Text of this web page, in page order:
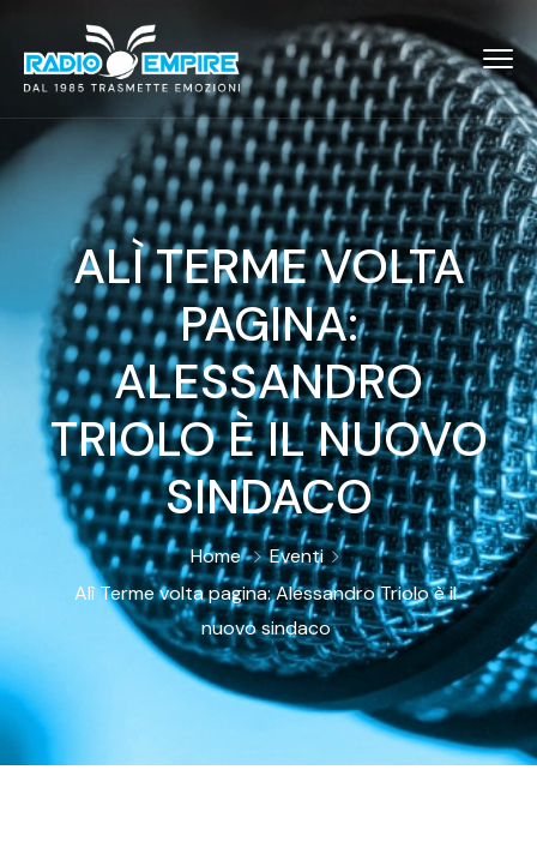
ALÌ TERME VOLTA
PAGINA:
ALESSANDRO
TRIOLO È IL NUOVO
SINDACO
Home
Eventi
Alì Terme volta pagina: Alessandro Triolo è il
nuovo sindaco